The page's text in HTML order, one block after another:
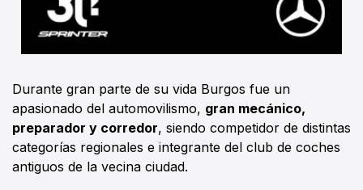
Durante gran parte de su vida Burgos fue un
apasionado del automovilismo, gran mecánico,
preparador y corredor, siendo competidor de distintas
categorías regionales e integrante del club de coches
antiguos de la vecina ciudad.